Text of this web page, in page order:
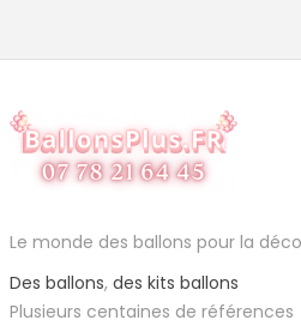
Le monde des ballons pour la
Des ballons, des kits ballons
Plusieurs centaines de références